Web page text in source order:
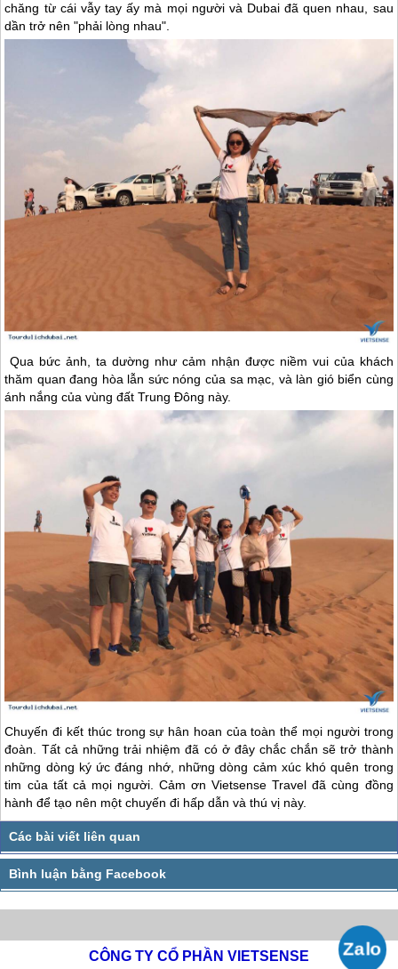
chăng từ cái vẫy tay ấy mà mọi người và Dubaiđã quen nhau, sau
dần trở nên "phải lòng nhau".
Qua bức ảnh, ta dường như cảm nhận được niềm vui của khách
thăm quan đang hòa lẫn sức nóng của sa mạc, và làn gió biển cùng
ánh nắng của vùng đất Trung Đông này.
Chuyến đi kết thúc trong sự hân hoan của toàn thể mọi người trong
đoàn. Tất cả những trải nhiệm đã có ở đây chắc chắn sẽ trở thành
những dòng ký ức đáng nhớ, những dòng cảm xúc khó quên trong
tim của tất cả mọi người. Cảm ơn Vietsense Travel đã cùng đồng
hành để tạo nên một chuyến đi hấp dẫn và thú vị này.
CÔNG TY CỔ PHẦN VIETSENSE